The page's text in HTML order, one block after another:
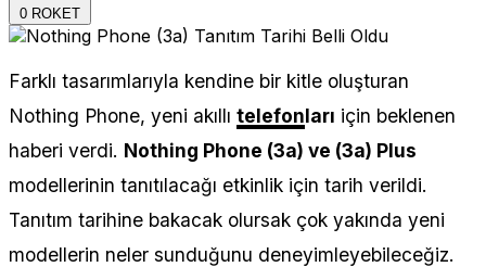
0 ROKET
Farklı tasarımlarıyla kendine bir kitle oluşturan
Nothing Phone, yeni akıllı telefonları için beklenen
haberi verdi. Nothing Phone (3a) ve (3a) Plus
modellerinin tanıtılacağı etkinlik için tarih verildi.
Tanıtım tarihine bakacak olursak çok yakında yeni
modellerin neler sunduğunu deneyimleyebileceğiz.